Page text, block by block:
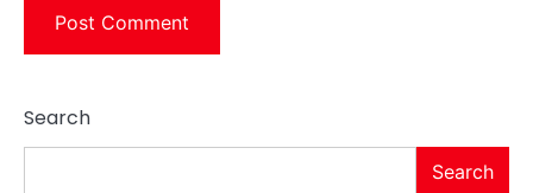
Search
Search